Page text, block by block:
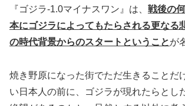
『ゴジラ-1.0マイナスワン』は、 戦後の
本にゴジラによってもたらされる更な
の時代背景からのスタートということが
焼き野原になった街でただ生きることだ
い日本人の前に、ゴジラが現れたらとし